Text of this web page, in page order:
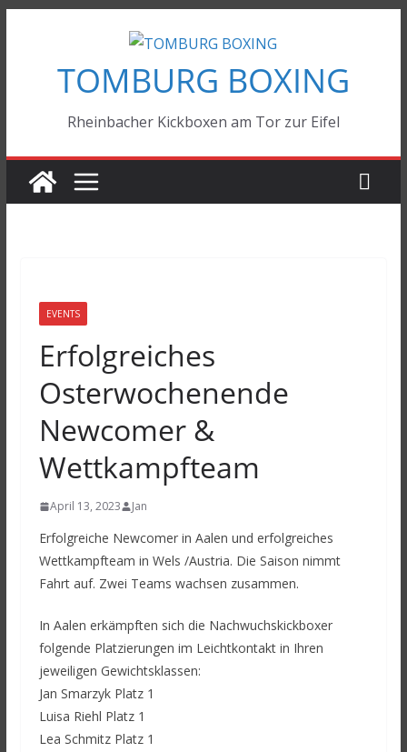
springenTOMBURG BOXING
Rheinbacher Kickboxen am Tor zur Eifel
EVENTS
Erfolgreiches
Osterwochenende
Newcomer &
Wettkampfteam
April 13, 2023 Jan
Erfolgreiche Newcomer in Aalen und erfolgreiches
Wettkampfteam in Wels /Austria. Die Saison nimmt
Fahrt auf. Zwei Teams wachsen zusammen.
In Aalen erkämpften sich die Nachwuchskickboxer
folgende Platzierungen im Leichtkontakt in Ihren
jeweiligen Gewichtsklassen:
Jan Smarzyk Platz 1
Luisa Riehl Platz 1
Lea Schmitz Platz 1